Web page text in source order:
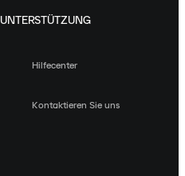
UNTERSTÜTZUNG
Hilfecenter
Kontaktieren Sie uns